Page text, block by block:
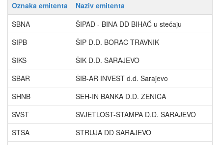
Oznaka emitenta Naziv emitenta
SBNA
ŠIPAD - BINA DD BIHAĆ u stečaju
SIPB
ŠIP D.D. BORAC TRAVNIK
SIKS
ŠIK D.D. SARAJEVO
SBAR
ŠIB-AR INVEST d.d. Sarajevo
SHNB
ŠEH-IN BANKA D.D. ZENICA
SVST
SVJETLOST-ŠTAMPA D.D. SARAJEVO
STSA
STRUJA DD SARAJEVO